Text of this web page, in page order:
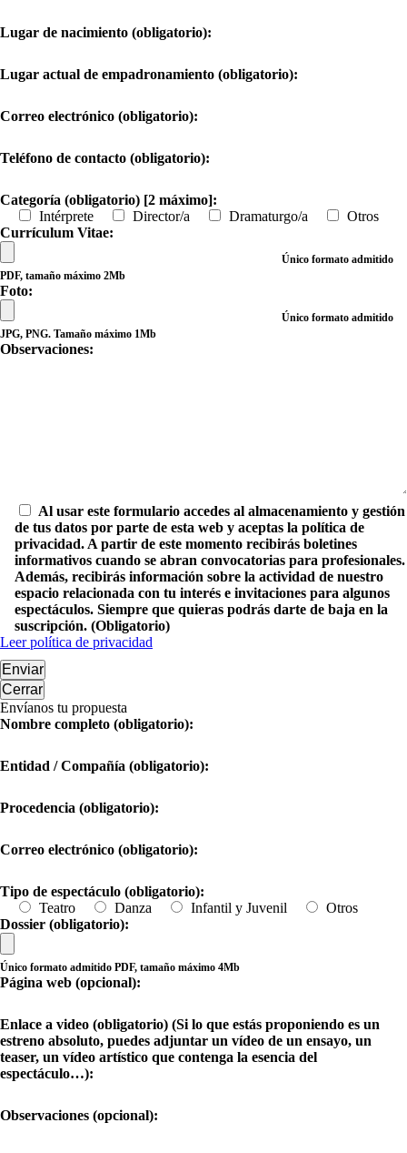
Lugar de nacimiento (obligatorio):
Lugar actual de empadronamiento (obligatorio):
Correo electrónico (obligatorio):
Teléfono de contacto (obligatorio):
Categoría (obligatorio) [2 máximo]:
Intérprete
Director/a Dramaturgo/a
Otros
Currículum Vitae:
Único formato admitido
PDF, tamaño máximo 2Mb
Foto:
Único formato admitido
JPG, PNG. Tamaño máximo 1Mb
Observaciones:
Al usar este formulario accedes al almacenamiento y gestión
de tus datos por parte de esta web y aceptas la política de
privacidad. A partir de este momento recibirás boletines
informativos cuando se abran convocatorias para profesionales.
Además, recibirás información sobre la actividad de nuestro
espacio relacionada con tu interés e invitaciones para algunos
espectáculos. Siempre que quieras podrás darte de baja en la
suscripción. (Obligatorio)
Leer política de privacidad
Enviar
Cerrar
Envíanos tu propuesta
Nombre completo (obligatorio):
Entidad / Compañía (obligatorio):
Procedencia (obligatorio):
Correo electrónico (obligatorio):
Tipo de espectáculo (obligatorio):
Teatro
Danza Infantil y Juvenil
Otros
Dossier (obligatorio):
Único formato admitido PDF, tamaño máximo 4Mb
Página web (opcional):
Enlace a video (obligatorio) (Si lo que estás proponiendo es un
estreno absoluto, puedes adjuntar un vídeo de un ensayo, un
teaser, un vídeo artístico que contenga la esencia del
espectáculo…):
Observaciones (opcional):